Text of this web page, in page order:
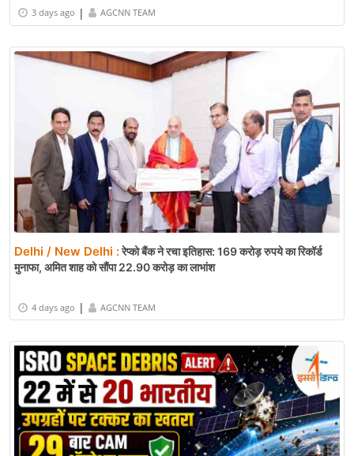
3 days ago | AGCNN TEAM
Delhi / New Delhi :रेप्को बैंक ने रचा इतिहास: 169 करोड़ रुपये का रिकॉर्ड
मुनाफा, अमित शाह को सौंपा 22.90 करोड़ का लाभांश
4 days ago | AGCNN TEAM